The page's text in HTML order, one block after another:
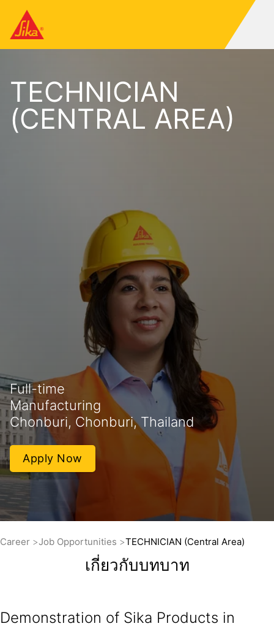
TECHNICIAN
(CENTRAL AREA)
Full-time
Manufacturing
Chonburi, Chonburi, Thailand
Apply Now
Career Job Opportunities TECHNICIAN (Central Area)
เกี่ยวกับบทบาท
Demonstration of Sika Products in